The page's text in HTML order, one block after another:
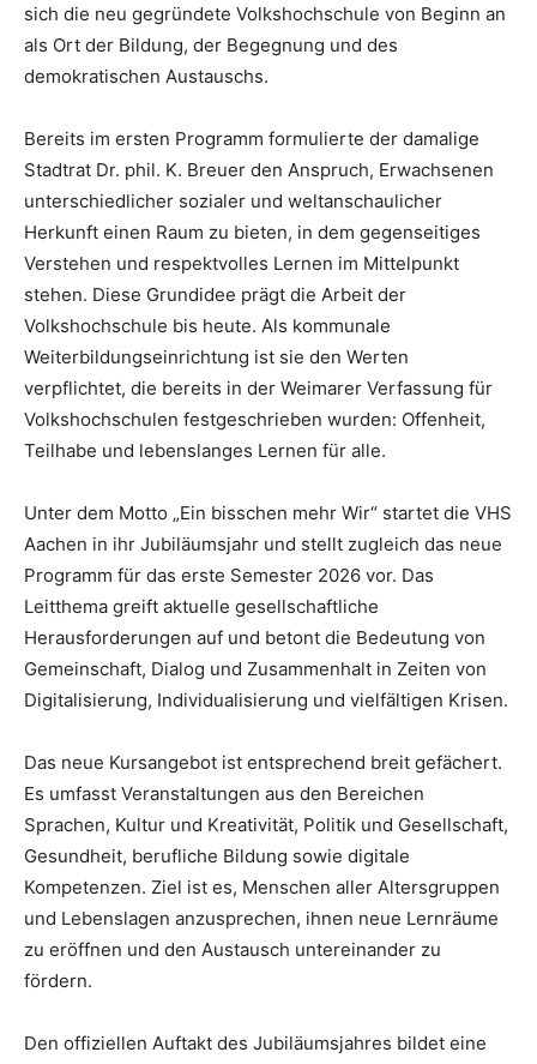
sich die neu gegründete Volkshochschule von Beginn an
als Ort der Bildung, der Begegnung und des
demokratischen Austauschs.
Bereits im ersten Programm formulierte der damalige
Stadtrat Dr. phil. K. Breuer den Anspruch, Erwachsenen
unterschiedlicher sozialer und weltanschaulicher
Herkunft einen Raum zu bieten, in dem gegenseitiges
Verstehen und respektvolles Lernen im Mittelpunkt
stehen. Diese Grundidee prägt die Arbeit der
Volkshochschule bis heute. Als kommunale
Weiterbildungseinrichtung ist sie den Werten
verpflichtet, die bereits in der Weimarer Verfassung für
Volkshochschulen festgeschrieben wurden: Offenheit,
Teilhabe und lebenslanges Lernen für alle.
Unter dem Motto „Ein bisschen mehr Wir“ startet die VHS
Aachen in ihr Jubiläumsjahr und stellt zugleich das neue
Programm für das erste Semester 2026 vor. Das
Leitthema greift aktuelle gesellschaftliche
Herausforderungen auf und betont die Bedeutung von
Gemeinschaft, Dialog und Zusammenhalt in Zeiten von
Digitalisierung, Individualisierung und vielfältigen Krisen.
Das neue Kursangebot ist entsprechend breit gefächert.
Es umfasst Veranstaltungen aus den Bereichen
Sprachen, Kultur und Kreativität, Politik und Gesellschaft,
Gesundheit, berufliche Bildung sowie digitale
Kompetenzen. Ziel ist es, Menschen aller Altersgruppen
und Lebenslagen anzusprechen, ihnen neue Lernräume
zu eröffnen und den Austausch untereinander zu
fördern.
Den offiziellen Auftakt des Jubiläumsjahres bildet eine